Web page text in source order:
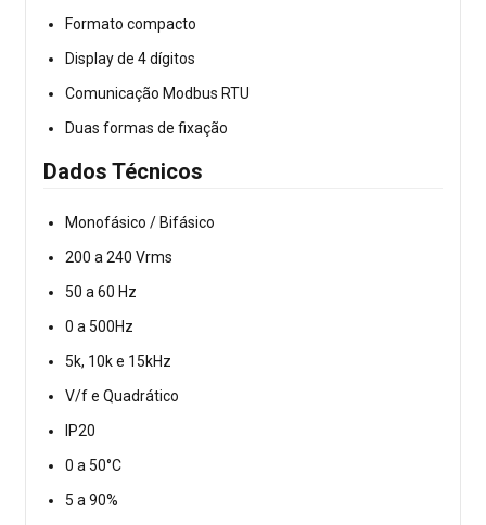
Formato compacto
Display de 4 dígitos
Comunicação Modbus RTU
Duas formas de fixação
Dados Técnicos
Monofásico / Bifásico
200 a 240 Vrms
50 a 60 Hz
0 a 500Hz
5k, 10k e 15kHz
V/f e Quadrático
IP20
0 a 50°C
5 a 90%